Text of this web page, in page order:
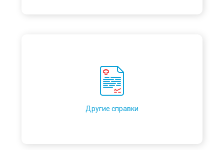
Другие справки